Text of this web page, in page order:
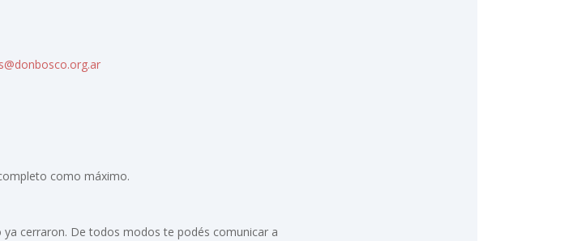
como máximo.
cerraron. De todos modos te podés comunicar a